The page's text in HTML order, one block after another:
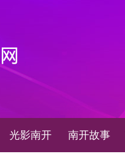
光影南开 南开故事